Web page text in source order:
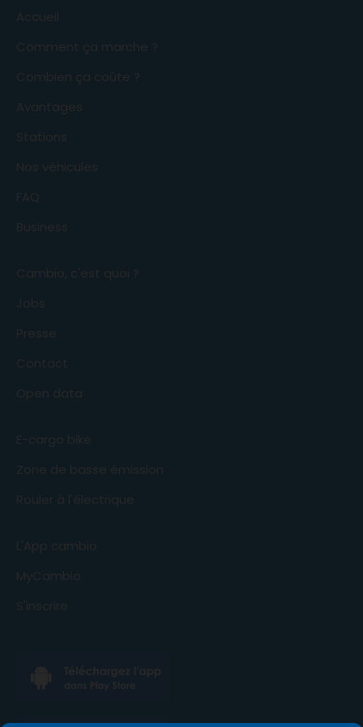
Accueil
Comment ça marche ?
Combien ça coûte ?
Avantages
Stations
Nos véhicules
FAQ
Business
Cambio, c'est quoi ?
Jobs
Presse
Contact
Open data
E-cargo bike
Zone de basse émission
Rouler à l'électrique
L'App cambio
MyCambio
S'inscrire